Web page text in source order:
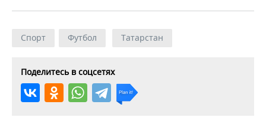
Спорт Футбол Татарстан
Поделитесь в соцсетях